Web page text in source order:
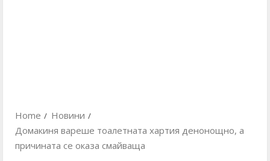
Home
Новини
Домакиня вареше тоалетната хартия денонощно, а
причината се оказа смайваща